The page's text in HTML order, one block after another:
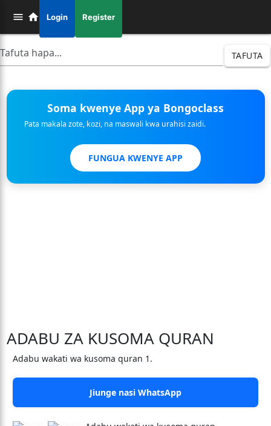
Login Register
TAFUTA
Soma kwenye App ya Bongoclass
Pata makala zote, kozi, na maswali kwa urahisi zaidi.
FUNGUA KWENYE APP
ADABU ZA KUSOMA QURAN
Adabu wakati wa kusoma quran 1.
Jiunge nasi WhatsApp